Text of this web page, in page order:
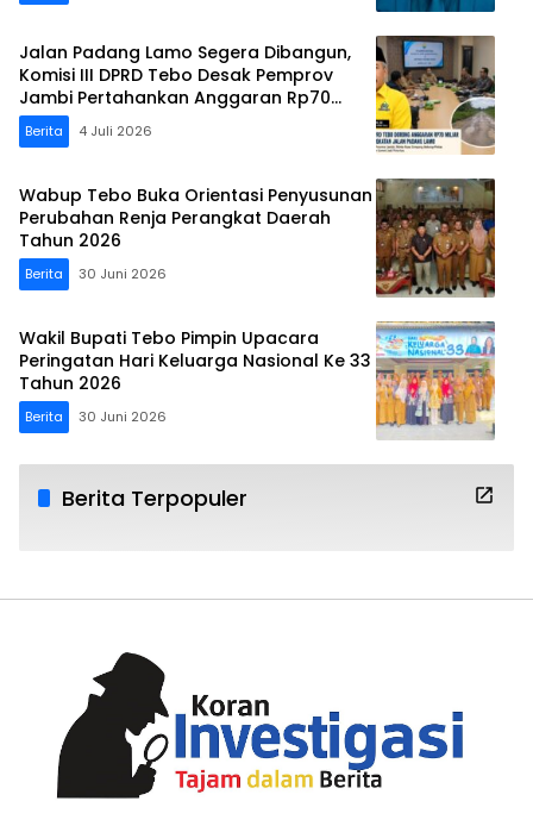
Jalan Padang Lamo Segera Dibangun,
Komisi III DPRD Tebo Desak Pemprov
Jambi Pertahankan Anggaran Rp70
Miliar
Berita 4 Juli 2026
Wabup Tebo Buka Orientasi Penyusunan
Perubahan Renja Perangkat Daerah
Tahun 2026
Berita 30 Juni 2026
Wakil Bupati Tebo Pimpin Upacara
Peringatan Hari Keluarga Nasional Ke 33
Tahun 2026
Berita 30 Juni 2026
Berita Terpopuler